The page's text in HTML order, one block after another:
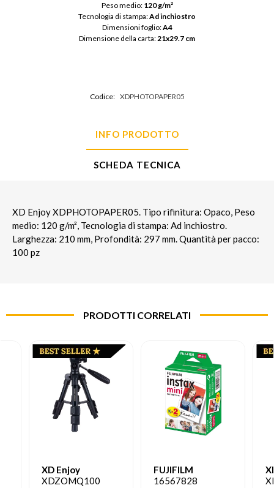
Peso medio: 120 g/m²
Tecnologia di stampa: Ad inchiostro
Dimensioni foglio: A4
Dimensione della carta: 21x29.7 cm
Codice: XDPHOTOPAPER05
INFO PRODOTTO
SCHEDA TECNICA
XD Enjoy XDPHOTOPAPER05. Tipo rifinitura: Opaco, Peso
medio: 120 g/m², Tecnologia di stampa: Ad inchiostro.
Larghezza: 210 mm, Profondità: 297 mm. Quantità per pacco:
100 pz
PRODOTTI CORRELATI
XD Enjoy
XDZOMQ100
FUJIFILM
16567828